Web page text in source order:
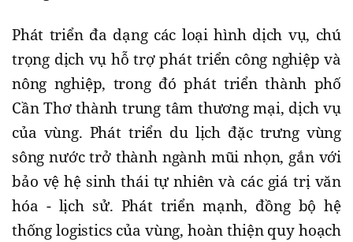
Phát triển đa dạng các loại hình dịch vụ, chú
trọng dịch vụ hỗ trợ phát triển công nghiệp và
nông nghiệp, trong đó phát triển thành phố
Cần Thơ thành trung tâm thương mại, dịch vụ
của vùng. Phát triển du lịch đặc trưng vùng
sông nước trở thành ngành mũi nhọn, gắn với
bảo vệ hệ sinh thái tự nhiên và các giá trị văn
hóa - lịch sử. Phát triển mạnh, đồng bộ hệ
thống logistics của vùng, hoàn thiện quy hoạch